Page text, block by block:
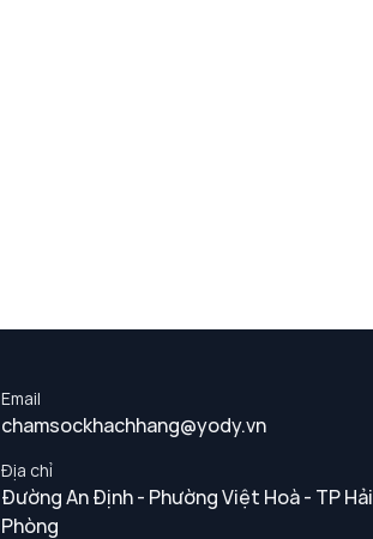
Email
chamsockhachhang@yody.vn
Địa chỉ
Đường An Định - Phường Việt Hoà - TP Hải
Phòng